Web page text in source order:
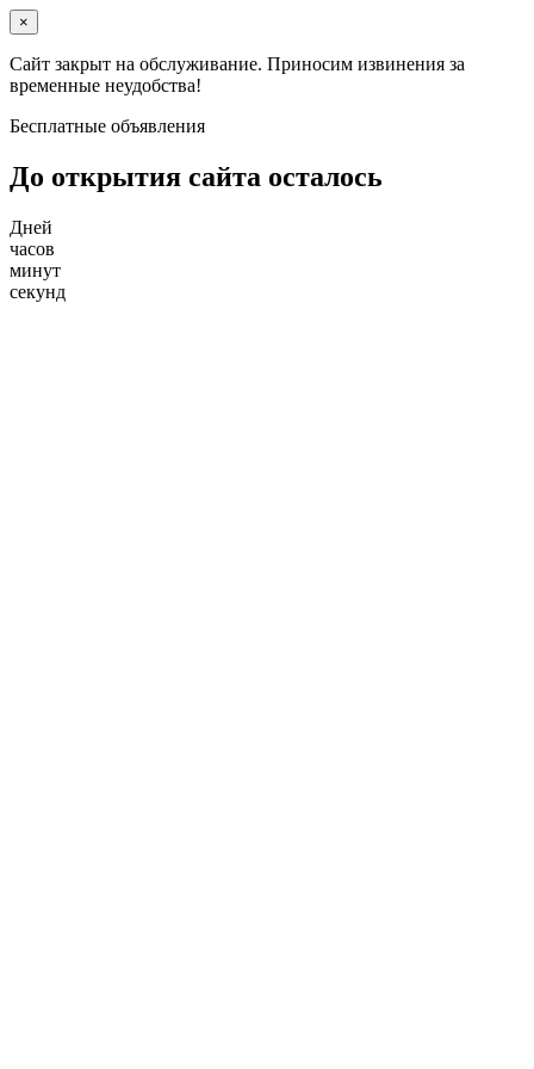
×
Сайт закрыт на обслуживание. Приносим извинения за
временные неудобства!
Бесплатные объявления
До открытия сайта осталось
Дней
часов
минут
секунд